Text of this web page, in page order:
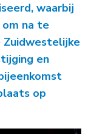
waarbij
na te
Zuidwestelijke
en
op